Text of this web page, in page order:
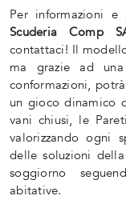
Per informazioni e
Scuderia Comp
contattaci! Il
ma grazie ad
conformazioni,
un gioco dinamico
vani chiusi, le
valorizzando ogni
delle soluzioni
soggiorno
abitative.